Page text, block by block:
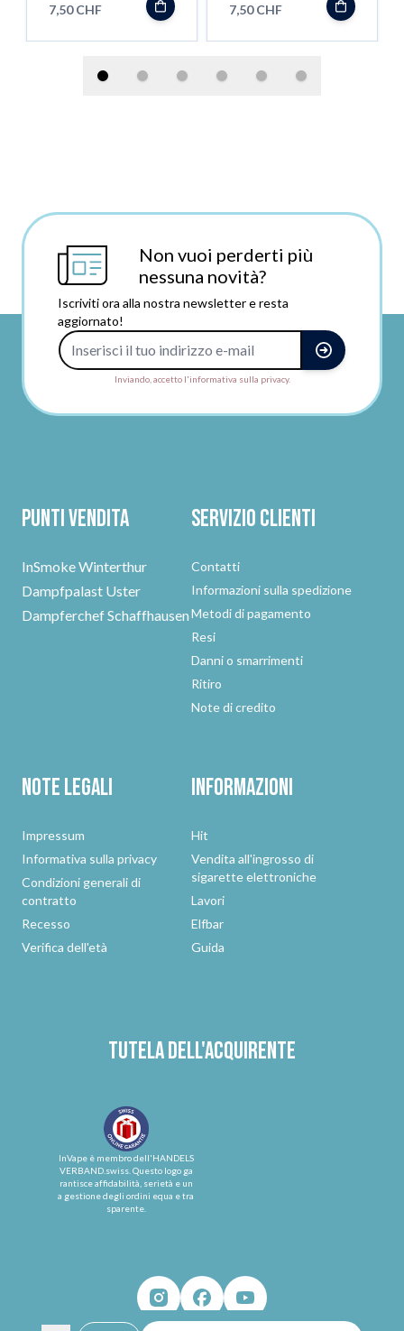
7,50 CHF 7,50 CHF
Non vuoi perderti più
nessuna novità?
Iscriviti ora alla nostra newsletter e resta
aggiornato!
Inviando, accetto l'informativa sulla privacy.
Punti vendita
InSmoke Winterthur
Dampfpalast Uster
Dampferchef Schaffhausen
Servizio clienti
Contatti
Informazioni sulla spedizione
Metodi di pagamento
Resi
Danni o smarrimenti
Ritiro
Note di credito
Note legali
Impressum
Informativa sulla privacy
Condizioni generali di
contratto
Recesso
Verifica dell'età
Informazioni
Hit
Vendita all'ingrosso di
sigarette elettroniche
Lavori
Elfbar
Guida
Tutela dell'acquirente
InVape è membro dell'HANDELS
VERBAND.swiss. Questo logo ga
rantisce affidabilità, serietà e un
a gestione degli ordini equa e tra
sparente.